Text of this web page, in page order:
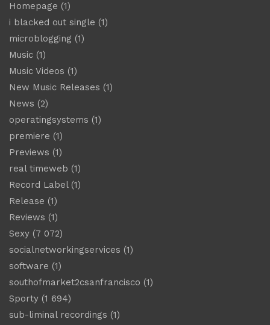
Homepage (1)
i blacked out single (1)
microblogging (1)
Music (1)
Music Videos (1)
New Music Releases (1)
News (2)
operatingsystems (1)
premiere (1)
Previews (1)
real timeweb (1)
Record Label(1)
Release (1)
Reviews (1)
Sexy (7 072)
socialnetworkingservices (1)
software (1)
southofmarket2csanfrancisco (1)
Sporty (1 694)
sub-liminal recordings (1)